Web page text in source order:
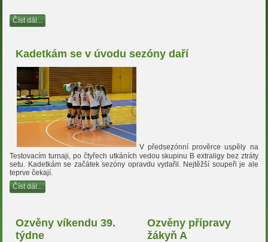
Číst dál...
Kadetkám se v úvodu sezóny daří
V předsezónní prověrce uspěly na
Testovacím turnaji, po čtyřech utkáních vedou skupinu B extraligy bez ztráty
setu. Kadetkám se začátek sezóny opravdu vydařil. Nejtěžší soupeři je ale
teprve čekají.
Číst dál...
Ozvěny víkendu 39.
týdne
Ozvěny přípravy
žákyň A